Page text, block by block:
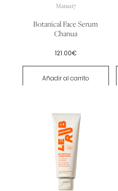
Manasi7
Botanical Face Serum
Chanua
121.00€
Añadir al carrito